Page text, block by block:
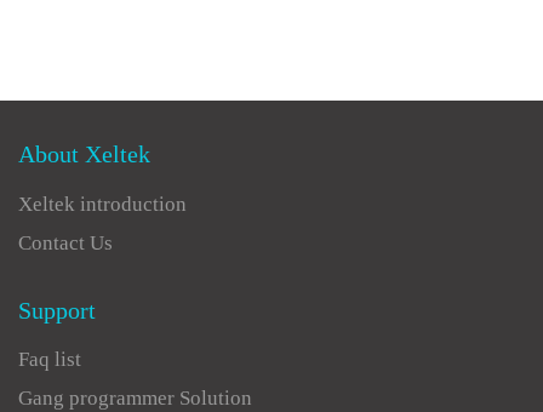
About Xeltek
Xeltek introduction
Contact Us
Support
Faq list
Gang programmer Solution